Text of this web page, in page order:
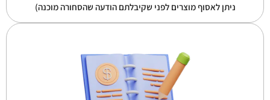
ניתן לאסוף מוצרים לפני שקיבלתם הודעה שהסחורה מוכנה)